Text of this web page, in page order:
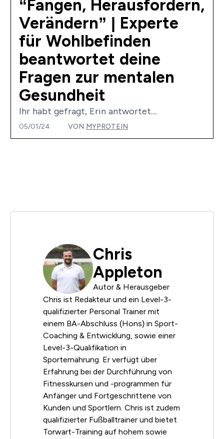
“Fangen, Herausfordern,
Verändern” | Experte
für Wohlbefinden
beantwortet deine
Fragen zur mentalen
Gesundheit
Ihr habt gefragt, Erin antwortet....
05/01/24 VON MYPROTEIN
Chris
Appleton
Autor & Herausgeber
Chris ist Redakteur und ein Level-3-
qualifizierter Personal Trainer mit
einem BA-Abschluss (Hons) in Sport-
Coaching & Entwicklung, sowie einer
Level-3-Qualifikation in
Sporternährung. Er verfügt über
Erfahrung bei der Durchführung von
Fitnesskursen und -programmen für
Anfänger und Fortgeschrittene von
Kunden und Sportlern. Chris ist zudem
qualifizierter Fußballtrainer und bietet
Torwart-Training auf hohem sowie